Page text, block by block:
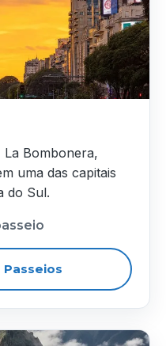
La Bombonera,
uma das capitais
do Sul.
Passeios